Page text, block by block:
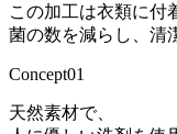
この加工は衣類に付
菌の数を減らし、清
Concept01
天然素材で、